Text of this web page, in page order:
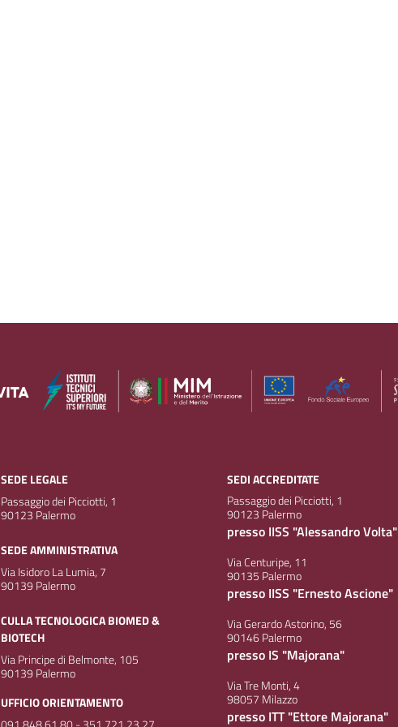
SEDE LEGALE
Passaggio dei Picciotti, 1
90123 Palermo
SEDE AMMINISTRATIVA
Via Isidoro La Lumia, 7
90139 Palermo
CULLA TECNOLOGICA BIOMED &
BIOTECH
Via Principe di Belmonte, 105
90139 Palermo
UFFICIO ORIENTAMENTO
SEDI ACCREDITATE
Passaggio dei Picciotti, 1
90123 Palermo
presso IISS "Alessandro Volta"
Via Centuripe, 11
90135 Palermo
presso IISS "Ernesto Ascione"
Via Gerardo Astorino, 56
90146 Palermo
presso IS "Majorana"
Via Tre Monti, 4
98057 Milazzo
presso ITT "Ettore Majorana"